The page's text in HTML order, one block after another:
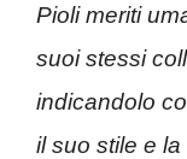
Pioli meriti
suoi stessi
indicandolo
il suo stile e